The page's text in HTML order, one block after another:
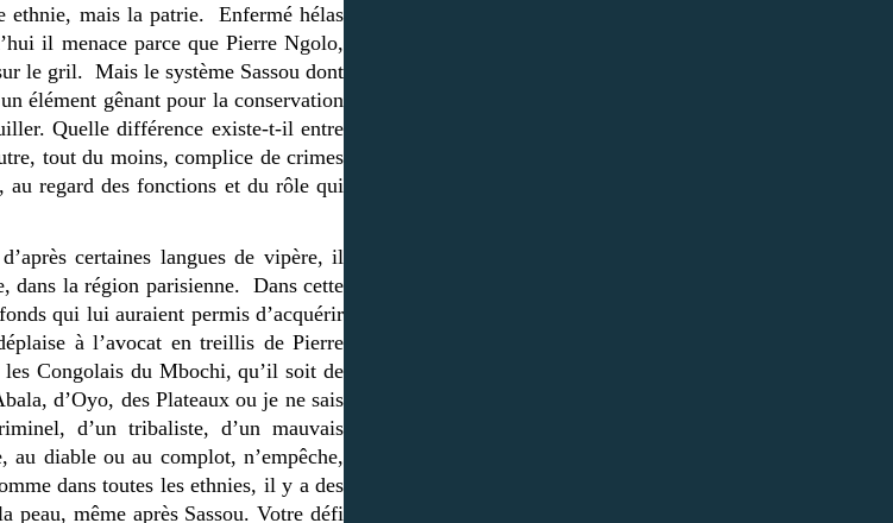
ethnie, mais la patrie. Enfermé hélas
il menace parce que Pierre Ngolo,
le gril. Mais le système Sassou dont
élément gênant pour la conservation
Quelle différence existe-t-il entre
tout du moins, complice de crimes
au regard des fonctions et du rôle qui
certaines langues de vipère, il
dans la région parisienne. Dans cette
qui lui auraient permis d’acquérir
à l’avocat en treillis de Pierre
Congolais du Mbochi, qu’il soit de
d’Oyo, des Plateaux ou je ne sais
d’un tribaliste, d’un mauvais
diable ou au complot, n’empêche,
dans toutes les ethnies, il y a des
peau, même après Sassou. Votre défi